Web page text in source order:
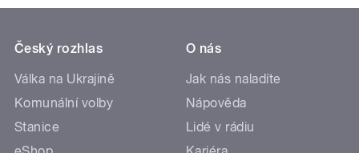
Český rozhlas
Válka na Ukrajině
Komunální volby
Stanice
O nás
Jak nás naladíte
Nápověda
Lidé v rádiu